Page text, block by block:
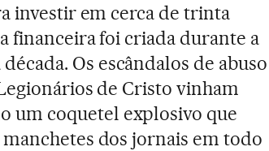
investir em cerca de trinta
financeira foi criada durante a
Os escândalos de abuso
de Cristo vinham
um coquetel explosivo que
dos jornais em todo